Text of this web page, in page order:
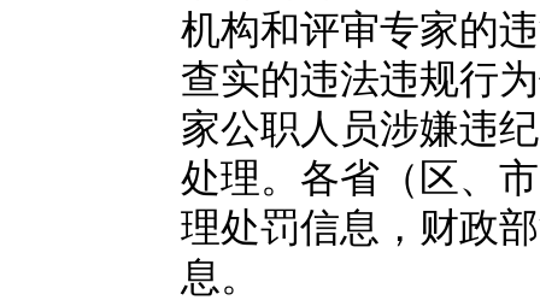
机构和评审专家的
查实的违法违规行
家公职人员涉嫌违
处理。各省（区、
理处罚信息，财政
息。